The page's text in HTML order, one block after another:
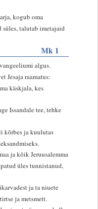
kogub oma
süles, talutab imetajaid
Mk 1
algus.
Jesaja raamatus:
käskjala, kes
Issandale tee, tehke
kõrbes ja kuulutas
ja kõik Jeruusalemma
üles tunnistanud,
ja ta niuete
ja metsmett.